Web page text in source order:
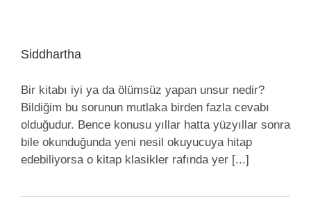
Siddhartha
Bir kitabı iyi ya da ölümsüz yapan unsur nedir?
Bildiğim bu sorunun mutlaka birden fazla cevabı
olduğudur. Bence konusu yıllar hatta yüzyıllar sonra
bile okunduğunda yeni nesil okuyucuya hitap
edebiliyorsa o kitap klasikler rafında yer [...]